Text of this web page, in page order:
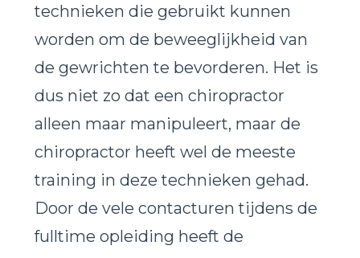
technieken die gebruikt kunnen
worden om de beweeglijkheid van
de gewrichten te bevorderen. Het is
dus niet zo dat een chiropractor
alleen maar manipuleert, maar de
chiropractor heeft wel de meeste
training in deze technieken gehad.
Door de vele contacturen tijdens de
fulltime opleiding heeft de